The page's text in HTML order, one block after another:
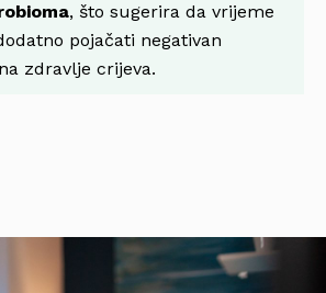
, što sugerira da vrijeme
pojačati negativan
zdravlje crijeva.